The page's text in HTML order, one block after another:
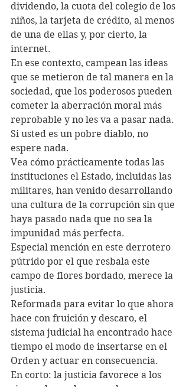
dividendo, la cuota del colegio de los
niños, la tarjeta de crédito, al menos
de una de ellas y, por cierto, la
internet.
En ese contexto, campean las ideas
que se metieron de tal manera en la
sociedad, que los poderosos pueden
cometer la aberración moral más
reprobable y no les va a pasar nada.
Si usted es un pobre diablo, no
espere nada.
Vea cómo prácticamente todas las
instituciones el Estado, incluidas las
militares, han venido desarrollando
una cultura de la corrupción sin que
haya pasado nada que no sea la
impunidad más perfecta.
Especial mención en este derrotero
pútrido por el que resbala este
campo de flores bordado, merece la
justicia.
Reformada para evitar lo que ahora
hace con fruición y descaro, el
sistema judicial ha encontrado hace
tiempo el modo de insertarse en el
Orden y actuar en consecuencia.
En corto: la justicia favorece a los